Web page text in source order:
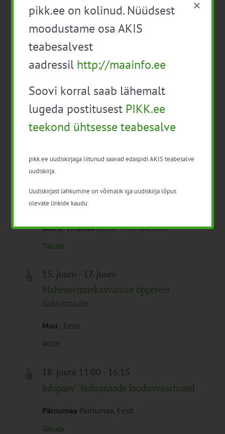
R
Mahepõllumajanduse algõpe 1/2026
29 29. mai 12:00 19:30
Tartumaa, Eesti
juuni 2026
N
11 11. juuni 12:00-17:15
Ökosüsteemiteenuste infopäev
Lääne-VirumaaLääne-Virumaa, Eesti
Tasuta
E
15 15. juuni - 17. juuni
Maheseemnekasvatuse õppereis
Saksamaale
Muu , Eesti
400€
N
18 18. juuni 11:00 - 16:15
Infopäev “Rohumaade loodusväärtused”
Pärnumaa Pärnumaa, Eesti
Tasuta
pikk.ee on kolinud. Nüüdsest
moodustame osa AKIS
teabesalvest
aadressil http://maainfo.ee
Soovi korral saab lähemalt
lugeda postitusest PIKK.ee
teekond ühtsesse teabesalve
pikk.ee uudiskirjaga liitunud saavad edaspidi AKIS teabesalve
uudiskirja.
Uudiskirjast lahkumine on võimalik iga uudiskirja lõpus
olevate linkide kaudu.